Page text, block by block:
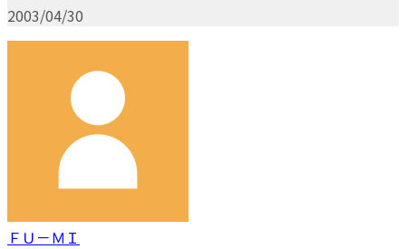
2003/04/30
ＦＵ－ＭＩ